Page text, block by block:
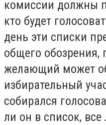
комиссии должны
кто будет
день эти списки
общего
желающий может
избирательный
собирался
ли он в список,